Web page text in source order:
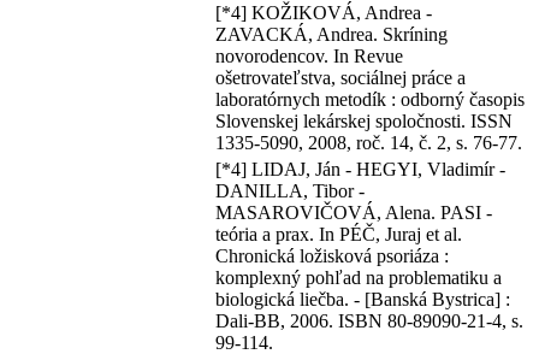
[*4] KOŽIKOVÁ, Andrea -
ZAVACKÁ, Andrea. Skríning
novorodencov. In Revue
ošetrovateľstva, sociálnej práce a
laboratórnych metodík : odborný časopis
Slovenskej lekárskej spoločnosti. ISSN
1335-5090, 2008, roč. 14, č. 2, s. 76-77.
[*4] LIDAJ, Ján - HEGYI, Vladimír -
DANILLA, Tibor -
MASAROVIČOVÁ, Alena. PASI -
teória a prax. In PÉČ, Juraj et al.
Chronická ložisková psoriáza :
komplexný pohľad na problematiku a
biologická liečba. - [Banská Bystrica] :
Dali-BB, 2006. ISBN 80-89090-21-4, s.
99-114.